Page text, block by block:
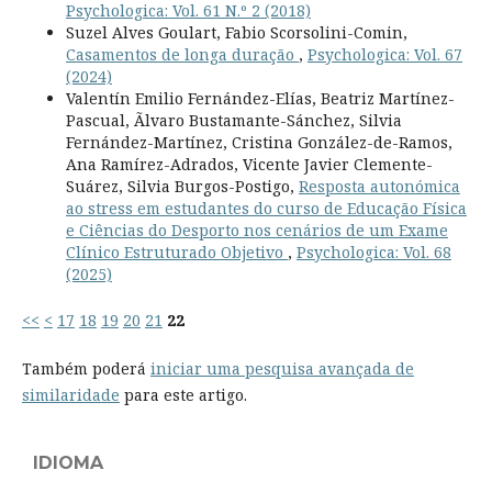
Psychologica: Vol. 61 N.º 2 (2018)
Suzel Alves Goulart, Fabio Scorsolini-Comin,
Casamentos de longa duração , Psychologica: Vol. 67
(2024)
Valentín Emilio Fernández-Elías, Beatriz Martínez-
Pascual, Ãlvaro Bustamante-Sánchez, Silvia
Fernández-Martínez, Cristina González-de-Ramos,
Ana Ramírez-Adrados, Vicente Javier Clemente-
Suárez, Silvia Burgos-Postigo, Resposta autonómica
ao stress em estudantes do curso de Educação Física
e Ciências do Desporto nos cenários de um Exame
Clínico Estruturado Objetivo , Psychologica: Vol. 68
(2025)
<< < 17 18 19 20 21 22
Também poderá iniciar uma pesquisa avançada de
similaridade para este artigo.
IDIOMA